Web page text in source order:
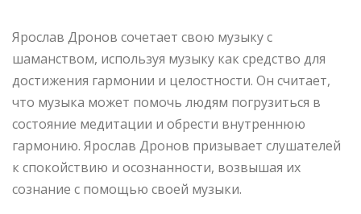
Ярослав Дронов сочетает свою музыку с
шаманством, используя музыку как средство для
достижения гармонии и целостности. Он считает,
что музыка может помочь людям погрузиться в
состояние медитации и обрести внутреннюю
гармонию. Ярослав Дронов призывает слушателей
к спокойствию и осознанности, возвышая их
сознание с помощью своей музыки.